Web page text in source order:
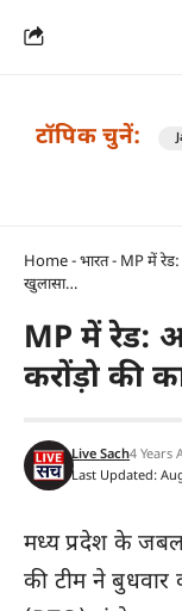
टॉपिक चुनें:
Home-भारत- MP में
खुलासा…
MP में रेड:
करोंड़ो की
Last Updated:
Live Sach4 Years
मध्य प्रदेश के
की टीम ने बुधवार